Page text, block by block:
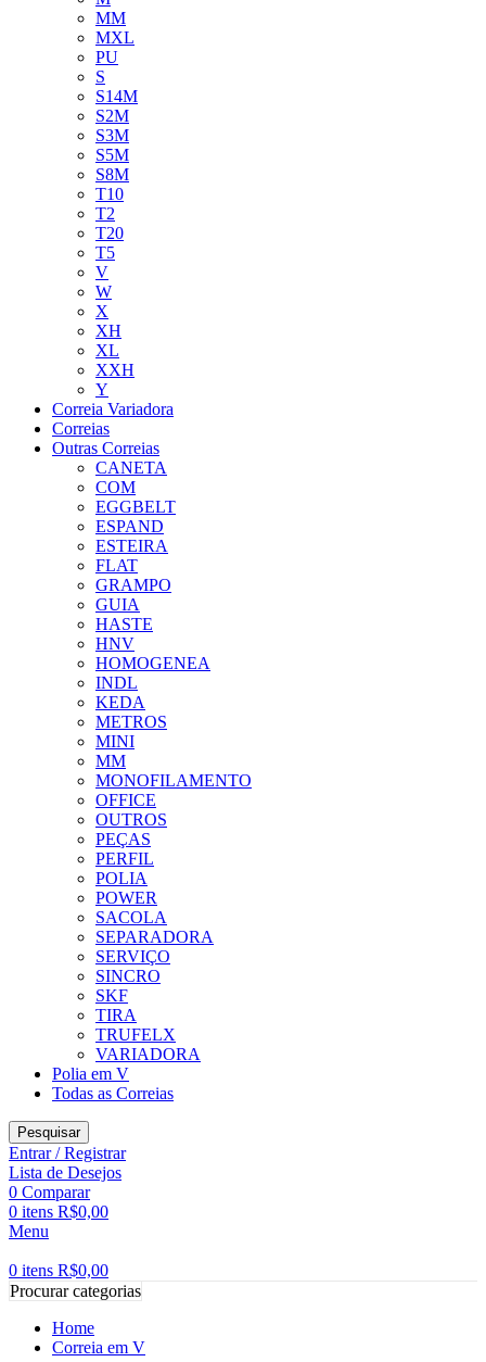
MM
MXL
PU
S
S14M
S2M
S3M
S5M
S8M
T10
T2
T20
T5
V
W
X
XH
XL
XXH
Y
Correia Variadora
Correias
Outras Correias
CANETA
COM
EGGBELT
ESPAND
ESTEIRA
FLAT
GRAMPO
GUIA
HASTE
HNV
HOMOGENEA
INDL
KEDA
METROS
MINI
MM
MONOFILAMENTO
OFFICE
OUTROS
PEÇAS
PERFIL
POLIA
POWER
SACOLA
SEPARADORA
SERVIÇO
SINCRO
SKF
TIRA
TRUFELX
VARIADORA
Polia em V
Todas as Correias
Pesquisar
Entrar / Registrar
Lista de Desejos
0 Comparar
0 itens R$0,00
Menu
0 itens R$0,00
Procurar categorias
Home
Correia em V